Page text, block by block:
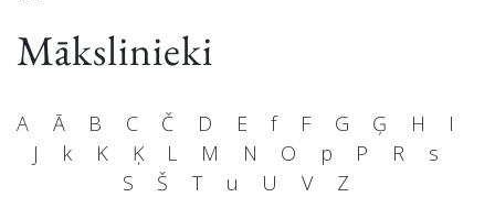
Mākslinieki
A Ā B C Č D Ef F G Ģ H I
J k K Ķ L M N O p P R s
S ŠT u U V Z